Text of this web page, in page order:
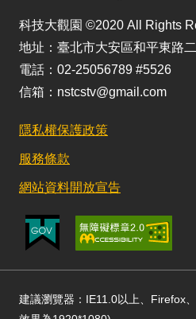
科技大觀園 ©2020 All Rights
地址：臺北市大安區和平東路
電話：02-25056789 #5526
信箱：nstcstv@gmail.com
隱私權保護政策
服務條款
網站資料開放宣告
建議瀏覽器：IE11.0以上、Firefox